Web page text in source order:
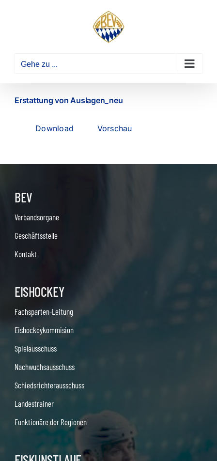
Gehe zu ...
Erstattung von Auslagen_neu
Download Vorschau
BEV
Verbandsorgane
Geschäftsstelle
Kontakt
EISHOCKEY
Fachsparten-Leitung
Eishockeykommision
Spielausschuss
Nachwuchsausschuss
Schiedsrichterausschuss
Landestrainer
Funktionäre der Regionen